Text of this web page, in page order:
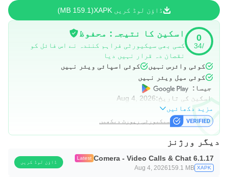
ڈاؤن لوڈ کریں XAPK 159.1 MB
0
/34
اسکین کا نتیجہ: محفوظ
کسی بھی سیکیورٹی فراہم کنندہ نے اس فائل کو
نقصان دہ قرار نہیں دیا
کوئی وائرس نہیں
کوئی اسپائی ویئر نہیں
کوئی میل ویئر نہیں
جیسا:
اسکین کی تاریخ:Aug 4, 2026
مزید دکھائیں
سیکیورٹی رپورٹ دیکھیں
دیگر ورژنز
Comera - Video Calls & Chat 6.1.17
Latest
XAPK
159.1 MB
Aug 4, 2026
ڈاؤن لوڈ کریں